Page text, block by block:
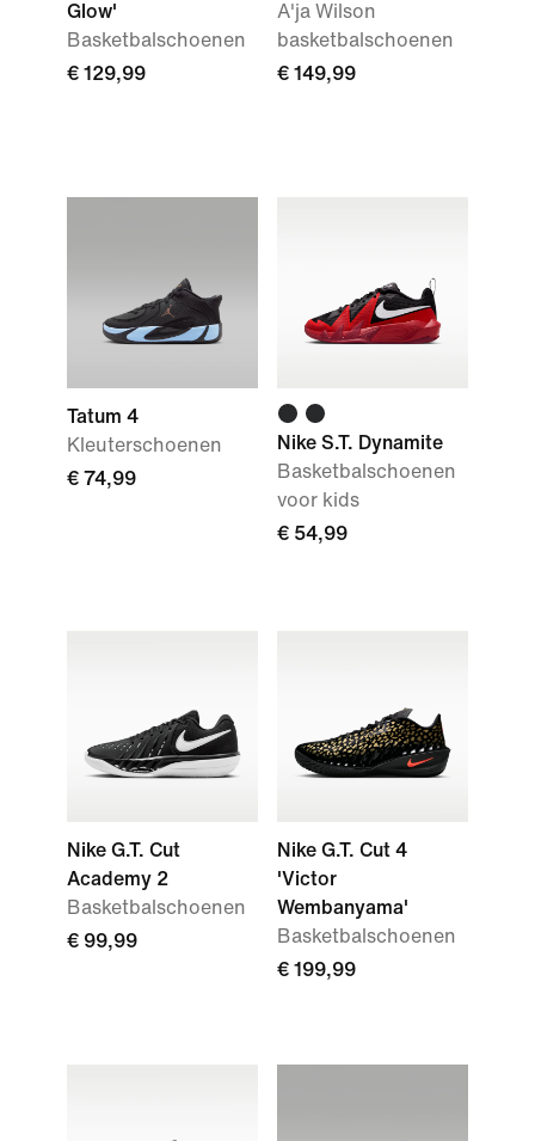
Glow'
Basketbalschoenen
€ 129,99
A'ja Wilson
basketbalschoenen
€ 149,99
Tatum 4
Kleuterschoenen
€ 74,99
Nike S.T. Dynamite
Basketbalschoenen
voor kids
€ 54,99
Nike G.T. Cut
Academy 2
Basketbalschoenen
€ 99,99
Nike G.T. Cut 4
'Victor
Wembanyama'
Basketbalschoenen
€ 199,99